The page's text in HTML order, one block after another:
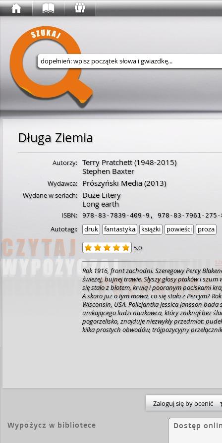
Wyszukaj w serwisie
Długa Ziemia
Autorzy: Terry Pratchett(1948-2015)
Stephen Baxter
Wydawca: Prószyński Media(2013)
Wydane w seriach:
Duże Litery
Long earth
ISBN: 978-83-7839-409-9, 978-83-7961-275-
Autotagi: druk fantastyka książki powieści proza
5.0
Rok 1916, front zachodni. Szeregowy Percy
świeżej, bujnej trawie. Słyszy głosy ptaków i
się stało z błotem, krwią i pooranym pociskami
A skoro już o tym mowa, co się stało z Percym?
Wisconsin, USA. Policjantka Jessica Jansson
unikającego ludzi naukowca, który zniknął bez
pogorzelisko, znajduje niezwykły przedmiot:
kilka prostych obwodów, trójpozycyjny
Zaloguj się by ocenić
Wypożycz w bibliotece Dostęp